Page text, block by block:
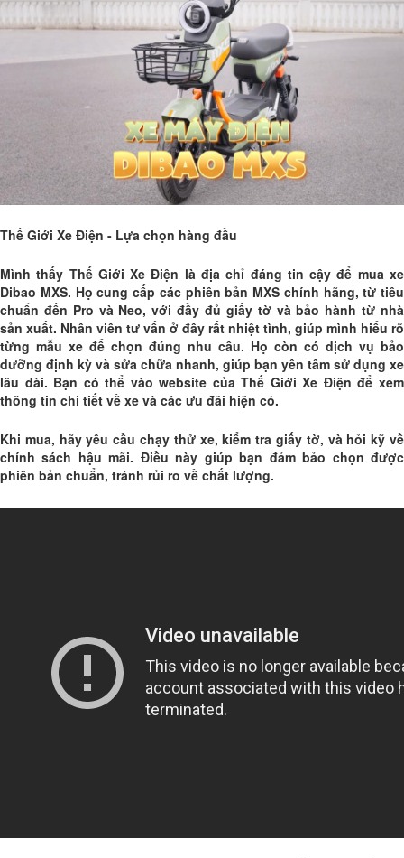
Thế Giới Xe Điện - Lựa chọn hàng đầu
Mình thấy Thế Giới Xe Điện là địa chỉ đáng tin cậy để mua xe
Dibao MXS. Họ cung cấp các phiên bản MXS chính hãng, từ tiêu
chuẩn đến Pro và Neo, với đầy đủ giấy tờ và bảo hành từ nhà
sản xuất. Nhân viên tư vấn ở đây rất nhiệt tình, giúp mình hiểu rõ
từng mẫu xe để chọn đúng nhu cầu. Họ còn có dịch vụ bảo
dưỡng định kỳ và sửa chữa nhanh, giúp bạn yên tâm sử dụng xe
lâu dài. Bạn có thể vào website của Thế Giới Xe Điện để xem
thông tin chi tiết về xe và các ưu đãi hiện có.
Khi mua, hãy yêu cầu chạy thử xe, kiểm tra giấy tờ, và hỏi kỹ về
chính sách hậu mãi. Điều này giúp bạn đảm bảo chọn được
phiên bản chuẩn, tránh rủi ro về chất lượng.